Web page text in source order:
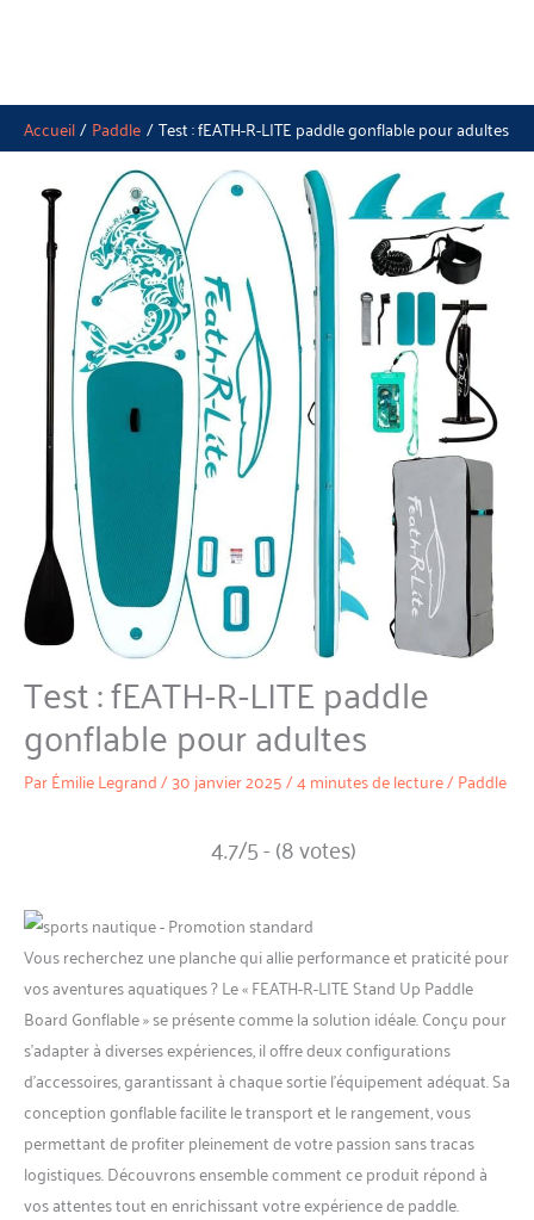
Accueil Paddle Test : fEATH-R-LITE paddle gonflable pour adultes
Test : fEATH-R-LITE paddle
gonflable pour adultes
ParÉmilie Legrand/30 janvier 2025/4 minutes de lecture/Paddle
4.7/5 - (8 votes)
Vous recherchez une planche qui allie performance et praticité pour
vos aventures aquatiques ? Le « FEATH-R-LITE Stand Up Paddle
Board Gonflable » se présente comme la solution idéale. Conçu pour
s’adapter à diverses expériences, il offre deux configurations
d’accessoires, garantissant à chaque sortie l’équipement adéquat. Sa
conception gonflable facilite le transport et le rangement, vous
permettant de profiter pleinement de votre passion sans tracas
logistiques. Découvrons ensemble comment ce produit répond à
vos attentes tout en enrichissant votre expérience de paddle.